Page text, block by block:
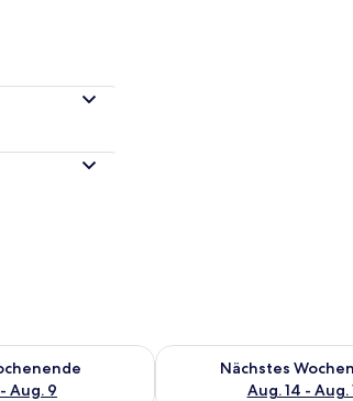
Aug. 9
für dieses Wochenende, Aug. 7 -
Nächstes
Aug. 14 - Aug.
Überprüfe die